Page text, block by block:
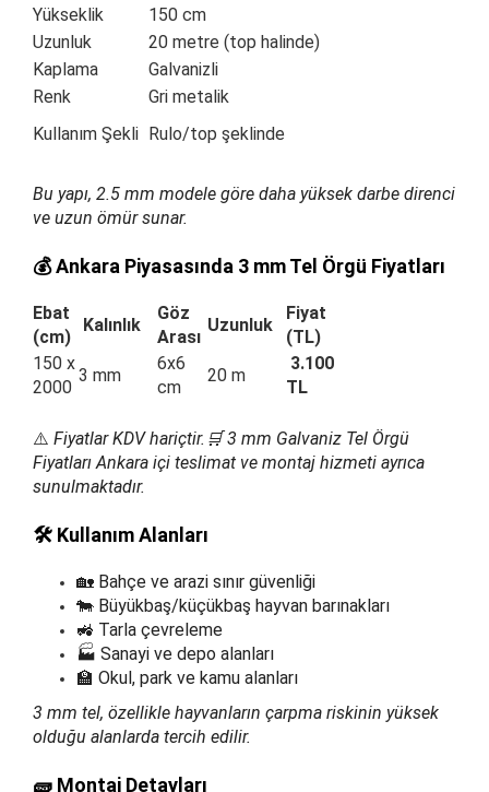
Yükseklik
150 cm
Uzunluk
20 metre (top halinde)
Kaplama
Galvanizli
Renk
Gri metalik
Kullanım Şekli
Rulo/top şeklinde
Bu yapı, 2.5 mm modele göre daha yüksek darbe direnci
ve uzun ömür sunar.
💰 Ankara Piyasasında 3 mm Tel Örgü Fiyatları
Ebat
(cm)
Kalınlık
Göz
Arası
Uzunluk
Fiyat
(TL)
150 x
2000
3 mm
6x6
cm
20 m
3.100
TL
⚠️ Fiyatlar KDV hariçtir.🛒 3 mm Galvaniz Tel Örgü
Fiyatları Ankara içi teslimat ve montaj hizmeti ayrıca
sunulmaktadır.
🛠️ Kullanım Alanları
🏡 Bahçe ve arazi sınır güvenliği
🐄 Büyükbaş/küçükbaş hayvan barınakları
🚜 Tarla çevreleme
🏭 Sanayi ve depo alanları
🏫 Okul, park ve kamu alanları
3 mm tel, özellikle hayvanların çarpma riskinin yüksek
olduğu alanlarda tercih edilir.
🧱 Montaj Detayları